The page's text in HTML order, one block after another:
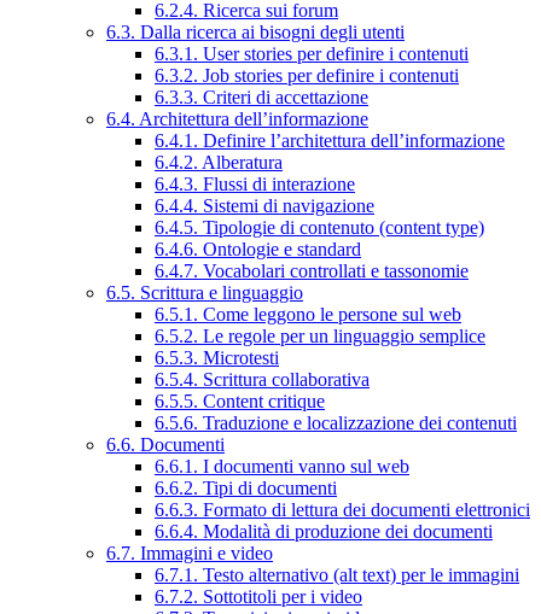
6.2.4. Ricerca sui forum
6.3. Dalla ricerca ai bisogni degli utenti
6.3.1. User stories per definire i contenuti
6.3.2. Job stories per definire i contenuti
6.3.3. Criteri di accettazione
6.4. Architettura dell’informazione
6.4.1. Definire l’architettura dell’informazione
6.4.2. Alberatura
6.4.3. Flussi di interazione
6.4.4. Sistemi di navigazione
6.4.5. Tipologie di contenuto (content type)
6.4.6. Ontologie e standard
6.4.7. Vocabolari controllati e tassonomie
6.5. Scrittura e linguaggio
6.5.1. Come leggono le persone sul web
6.5.2. Le regole per un linguaggio semplice
6.5.3. Microtesti
6.5.4. Scrittura collaborativa
6.5.5. Content critique
6.5.6. Traduzione e localizzazione dei contenuti
6.6. Documenti
6.6.1. I documenti vanno sul web
6.6.2. Tipi di documenti
6.6.3. Formato di lettura dei documenti elettronici
6.6.4. Modalità di produzione dei documenti
6.7. Immagini e video
6.7.1. Testo alternativo (alt text) per le immagini
6.7.2. Sottotitoli per i video